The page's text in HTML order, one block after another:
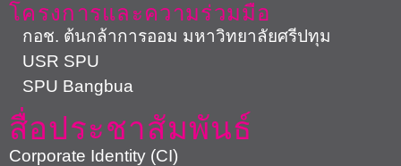
โครงการและความร่วมมือ
ช. ต้นกล้าการออม มหาวิทยาลัยศรีปทุม
SPU
Bangbua
สื่อประชาสัมพันธ์
Corporate Identity (CI)